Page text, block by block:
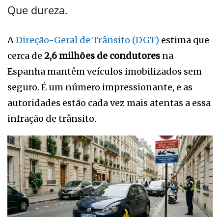
Que dureza.
A Direção-Geral de Trânsito (DGT) estima que
cerca de 2,6 milhões de condutores na
Espanha mantêm veículos imobilizados sem
seguro. É um número impressionante, e as
autoridades estão cada vez mais atentas a essa
infração de trânsito.